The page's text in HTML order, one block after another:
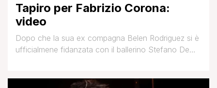
Tapiro per Fabrizio Corona:
video
Dopo che la sua ex compagna Belen Rodriguez si è
ufficialmene fidanzata con il ballerino Stefano De
consegnato un bel tapiro d'oro, questa la reazione